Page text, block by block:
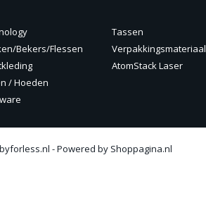
Bekers/Flessen
/ Hoeden
Tassen
Verpakkingsmateriaal
AtomStack Laser
- Powered by Shoppagina.nl